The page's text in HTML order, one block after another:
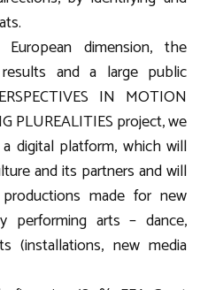
dimension, the
and a large public
IN MOTION
PLUREALITIES project, we
digital platform, which will
and its partners and will
made for new
performing arts – dance,
(installations, new media